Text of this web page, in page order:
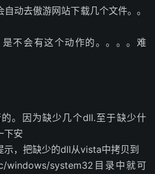
动去傲游网站下载几个文件。。
不会有这个动作的。。。。难
。因为缺少几个dll.至于缺少什
下安
示，把缺少的dll从vista中拷贝到
windows/system32目录中就可